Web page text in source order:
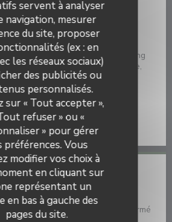
servent à analyser
navigation, mesurer
du site, proposer
(ex : en
les réseaux sociaux)
des publicités ou
personnalisés.
sur « Tout accepter »,
refuser » ou «
» pour gérer
préférences. Vous
modifier vos choix à
en cliquant sur
représentant un
en bas à gauche des
pages du site.
Restaurant
Services
Air conditionné - Climatisation,
retransmis sur écran géant, Parking
aux personnes à mobilité réduite,
Accès Wifi
de paiement
Espèces, Chèques Vacances,
Chèques, Carte Bleue
Horaires
Fermé
Saint Hubert